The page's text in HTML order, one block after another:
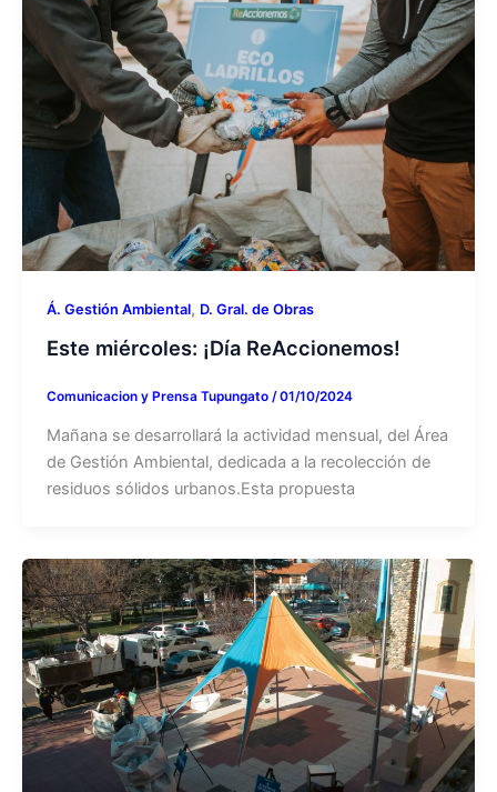
Á. Gestión Ambiental, D. Gral. de Obras
Este miércoles: ¡Día ReAccionemos!
Comunicacion y Prensa Tupungato /01/10/2024
Mañana se desarrollará la actividad mensual, del Área
de Gestión Ambiental, dedicada a la recolección de
residuos sólidos urbanos.Esta propuesta